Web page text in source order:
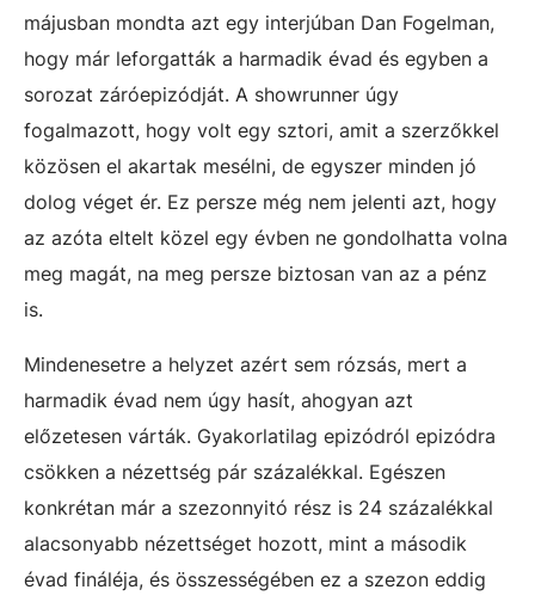
májusban mondta azt egy interjúban Dan Fogelman,
hogy már leforgatták a harmadik évad és egyben a
sorozat záróepizódját. A showrunner úgy
fogalmazott, hogy volt egy sztori, amit a szerzőkkel
közösen el akartak mesélni, de egyszer minden jó
dolog véget ér. Ez persze még nem jelenti azt, hogy
az azóta eltelt közel egy évben ne gondolhatta volna
meg magát, na meg persze biztosan van az a pénz
is.
Mindenesetre a helyzet azért sem rózsás, mert a
harmadik évad nem úgy hasít, ahogyan azt
előzetesen várták. Gyakorlatilag epizódról epizódra
csökken a nézettség pár százalékkal. Egészen
konkrétan már a szezonnyitó rész is 24 százalékkal
alacsonyabb nézettséget hozott, mint a második
évad fináléja, és összességében ez a szezon eddig